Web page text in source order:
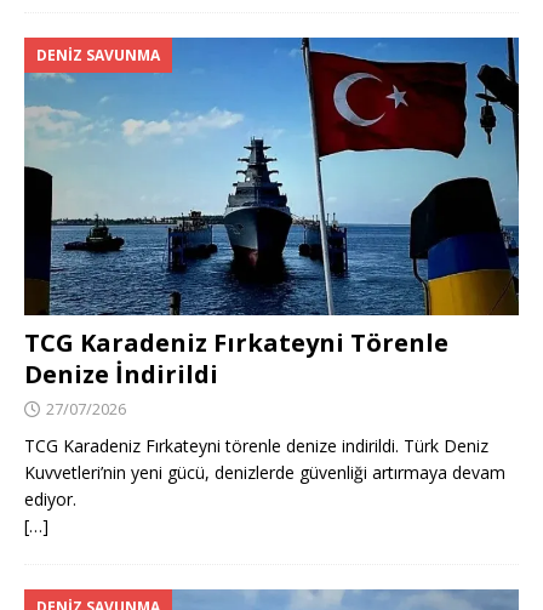
DENIZ SAVUNMA
TCG Karadeniz Fırkateyni Törenle
Denize İndirildi
27/07/2026
TCG Karadeniz Fırkateyni törenle denize indirildi. Türk Deniz
Kuvvetleri’nin yeni gücü, denizlerde güvenliği artırmaya devam
ediyor.
[…]